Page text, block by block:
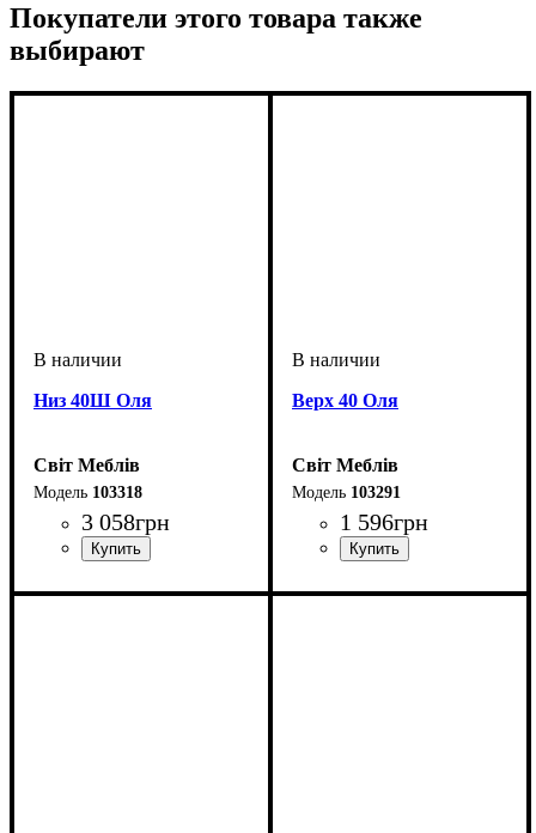
Покупатели этого товара также
выбирают
Низ 40Ш Оля
Світ Меблів
103318
3 058грн
Верх 40 Оля
Світ Меблів
103291
1 596грн